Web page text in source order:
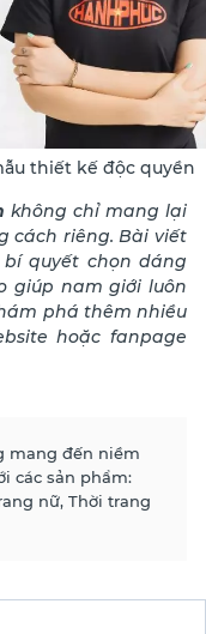
thiết kế độc quyền
không chỉ mang lại
cách riêng. Bài viết
quyết chọn dáng
giúp nam giới luôn
phá thêm nhiều
hoặc fanpage
mang đến niềm
các sản phẩm:
nữ, Thời trang